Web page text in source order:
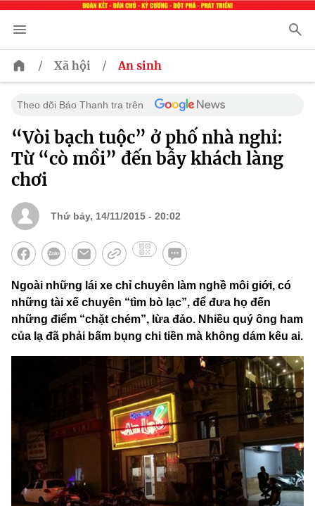
/ Xã hội / An sinh
Theo dõi Báo Thanh tra trên
“Vòi bạch tuộc” ở phố nhà nghỉ:
Từ “cò mồi” đến bẫy khách làng
chơi
Thứ bảy, 14/11/2015 - 20:02
Ngoài những lái xe chỉ chuyên làm nghề môi giới, có
những tài xế chuyên “tìm bò lạc”, để đưa họ đến
những điểm “chặt chém”, lừa đảo. Nhiều quý ông ham
của lạ đã phải bấm bụng chi tiền mà không dám kêu ai.